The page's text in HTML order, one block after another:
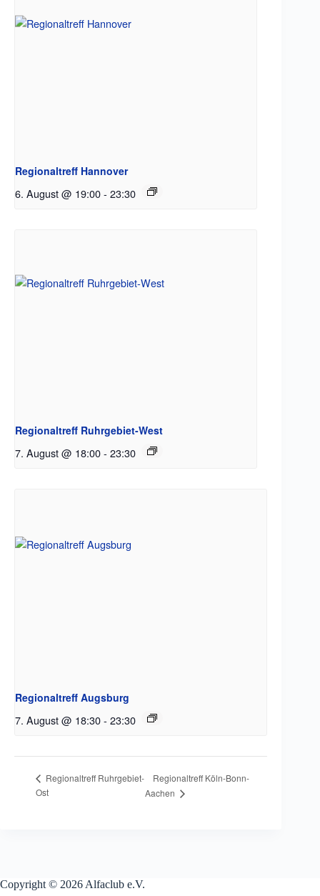
Regionaltreff Hannover
6. August @ 19:00- 23:30
Regionaltreff Ruhrgebiet-West
7. August @ 18:00- 23:30
Regionaltreff Augsburg
7. August @ 18:30- 23:30
Regionaltreff Ruhrgebiet-
Ost
Regionaltreff Köln-Bonn-
Aachen
Copyright © 2026 Alfaclub e.V.